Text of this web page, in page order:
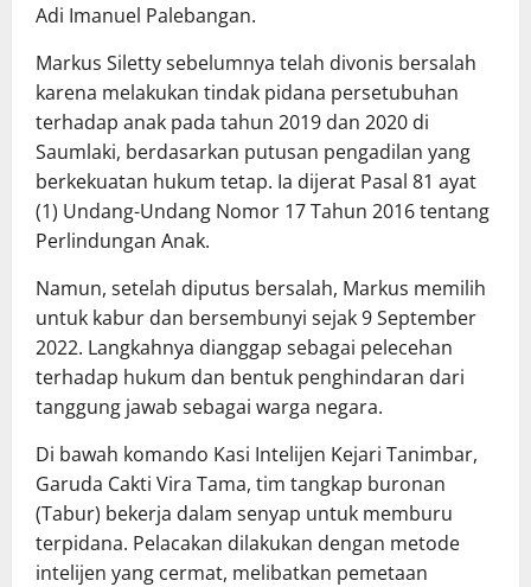
Adi Imanuel Palebangan.
Markus Siletty sebelumnya telah divonis bersalah
karena melakukan tindak pidana persetubuhan
terhadap anak pada tahun 2019 dan 2020 di
Saumlaki, berdasarkan putusan pengadilan yang
berkekuatan hukum tetap. Ia dijerat Pasal 81 ayat
(1) Undang-Undang Nomor 17 Tahun 2016 tentang
Perlindungan Anak.
Namun, setelah diputus bersalah, Markus memilih
untuk kabur dan bersembunyi sejak 9 September
2022. Langkahnya dianggap sebagai pelecehan
terhadap hukum dan bentuk penghindaran dari
tanggung jawab sebagai warga negara.
Di bawah komando Kasi Intelijen Kejari Tanimbar,
Garuda Cakti Vira Tama, tim tangkap buronan
(Tabur) bekerja dalam senyap untuk memburu
terpidana. Pelacakan dilakukan dengan metode
intelijen yang cermat, melibatkan pemetaan